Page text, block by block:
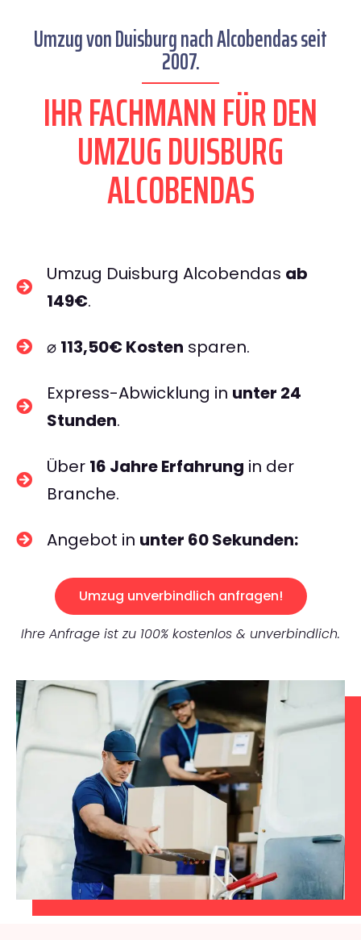
Umzug von Duisburg nach Alcobendas seit
2007.
IHR FACHMANN FÜR DEN
UMZUG DUISBURG
ALCOBENDAS
Umzug Duisburg Alcobendas ab
149€.
⌀ 113,50€ Kosten sparen.
Express-Abwicklung in unter 24
Stunden.
Über 16 Jahre Erfahrung in der
Branche.
Angebot in unter 60 Sekunden:
Umzug unverbindlich anfragen!
Ihre Anfrage ist zu 100% kostenlos & unverbindlich.